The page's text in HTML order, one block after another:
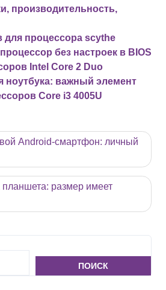
производительность,
для процессора scythe
без настроек в BIOS
Intel Core 2 Duo
ноутбука: важный элемент
Core i3 4005U
Android-смартфон: личный
размер имеет
ПОИСК